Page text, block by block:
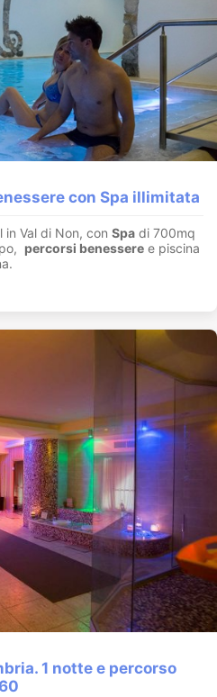
con Spa illimitata
in Val di Non, con Spa di 700mq
percorsi benessere e piscina
1 notte e percorso